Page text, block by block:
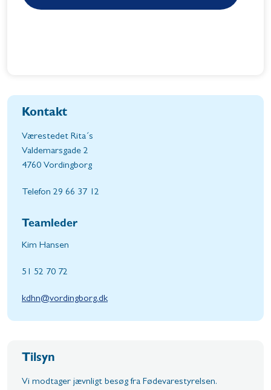
Kontakt
Værestedet Rita´s
Valdemarsgade 2
4760 Vordingborg
Telefon 29 66 37 12
Teamleder
Kim Hansen
51 52 70 72
kdhn@vordingborg.dk
Tilsyn
Vi modtager jævnligt besøg fra Fødevarestyrelsen.